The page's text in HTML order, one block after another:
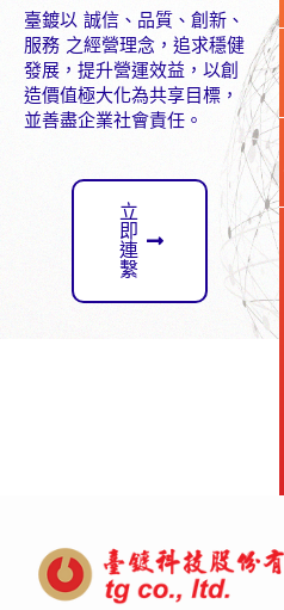
臺鍍以 誠信、品質、創新、
服務 之經營理念，追求穩健
發展，提升營運效益，以創
造價值極大化為共享目標，
並善盡企業社會責任。
立
即
連
繫